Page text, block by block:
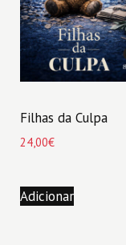
Filhas da Culpa
24,00€
Adicionar